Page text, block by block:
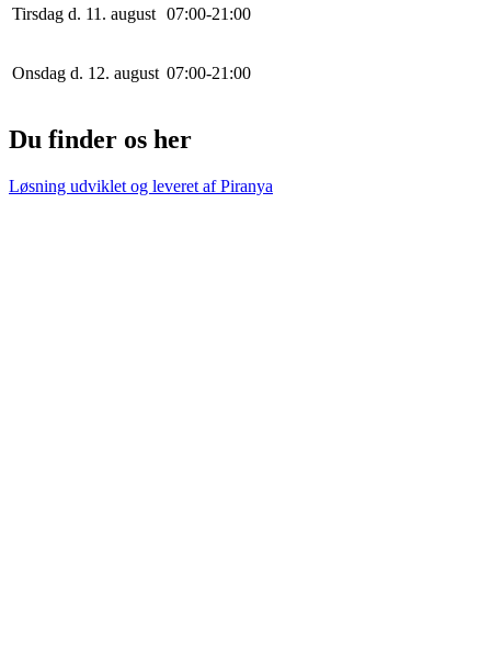
Tirsdag d. 11. august 07:00-21 :00
Onsdag d. 12. august 07:00-21 :00
Du finder os her
Løsning udviklet og leveret afPiranya